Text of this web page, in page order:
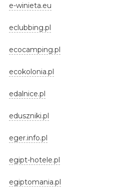
e-winieta.eu
eclubbing.pl
ecocamping.pl
ecokolonia.pl
edalnice.pl
eduszniki.pl
eger.info.pl
egipt-hotele.pl
egiptomania.pl